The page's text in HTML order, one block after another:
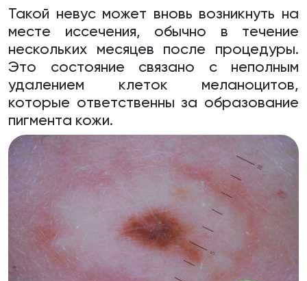
Такой невус может вновь возникнуть на
месте иссечения, обычно в течение
нескольких месяцев после процедуры.
Это состояние связано с неполным
удалением клеток меланоцитов,
которые ответственны за образование
пигмента кожи.